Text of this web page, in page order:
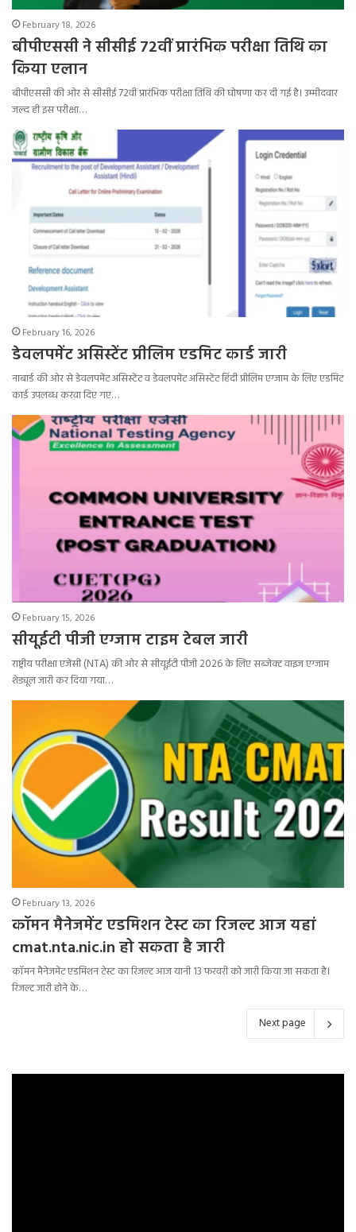
February 18, 2026
बीपीएससी ने सीसीई 72वीं प्रारंभिक परीक्षा तिथि का
किया एलान
बीपीएससी की ओर से सीसीई 72वीं प्रारंभिक परीक्षा तिथि की घोषणा कर दी गई है। उम्मीदवार
जल्द ही इस परीक्षा…
February 16, 2026
डेवलपमेंट असिस्टेंट प्रीलिम एडमिट कार्ड जारी
नाबार्ड की ओर से डेवलपमेंट असिस्टेंट व डेवलपमेंट असिस्टेंट हिंदी प्रीलिम एग्जाम के लिए एडमिट
कार्ड उपलब्ध करवा दिए गए…
February 15, 2026
सीयूईटी पीजी एग्जाम टाइम टेबल जारी
राष्ट्रीय परीक्षा एजेंसी (NTA) की ओर से सीयूईटी पीजी 2026 के लिए सब्जेक्ट वाइज एग्जाम
शेड्यूल जारी कर दिया गया…
February 13, 2026
कॉमन मैनेजमेंट एडमिशन टेस्ट का रिजल्ट आज यहां
cmat.nta.nic.in हो सकता है जारी
कॉमन मैनेजमेंट एडमिशन टेस्ट का रिजल्ट आज यानी 13 फरवरी को जारी किया जा सकता है।
रिजल्ट जारी होने के…
Next page